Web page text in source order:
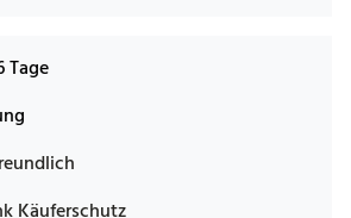
Tage